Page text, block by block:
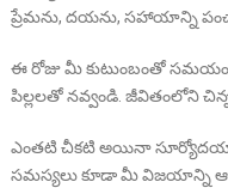
ప్రేమను, దయను, సహాయాన్ని
ఈ రోజు మీ కుటుంబంతో సమయం
పిల్లలతో నవ్వండి. జీవితంలోని
ఎంతటి చీకటి అయినా
సమస్యలు కూడా మీ విజయాన్ని